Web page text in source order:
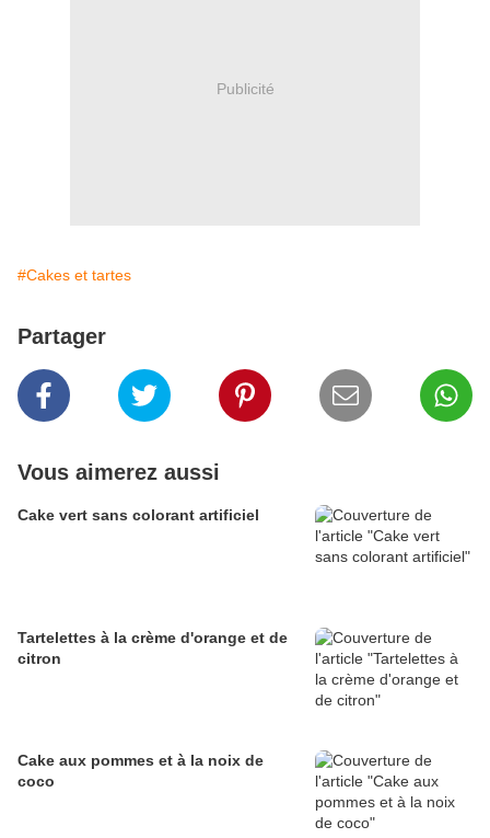
Publicité
#Cakes et tartes
Partager
Vous aimerez aussi
Cake vert sans colorant artificiel
Tartelettes à la crème d'orange et de
citron
Cake aux pommes et à la noix de
coco